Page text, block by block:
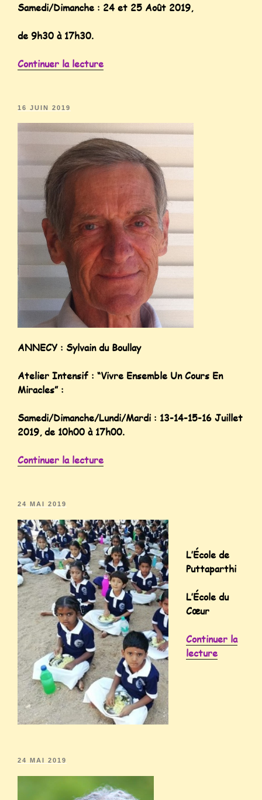
Samedi/Dimanche : 24 et 25 Août 2019,
de 9h30 à 17h30.
Continuer la lecture
16 JUIN 2019
ANNECY : Sylvain du Boullay
Atelier Intensif : “Vivre Ensemble Un Cours En
Miracles” :
Samedi/Dimanche/Lundi/Mardi : 13-14-15-16 Juillet
2019, de 10h00 à 17h00.
Continuer la lecture
24 MAI 2019
L’École de
Puttaparthi
L’École du
Cœur
Continuer la
lecture
24 MAI 2019